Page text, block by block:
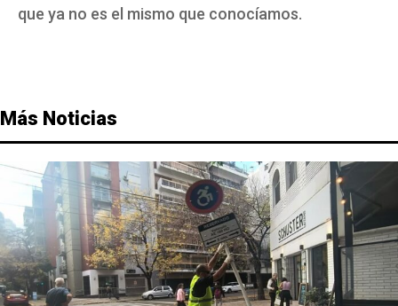
que ya no es el mismo que conocíamos.
Más Noticias